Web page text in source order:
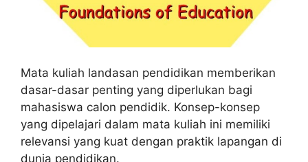
Mata kuliah landasan pendidikan memberikan
dasar-dasar penting yang diperlukan bagi
mahasiswa calon pendidik. Konsep-konsep
yang dipelajari dalam mata kuliah ini memiliki
relevansi yang kuat dengan praktik lapangan di
dunia pendidikan.